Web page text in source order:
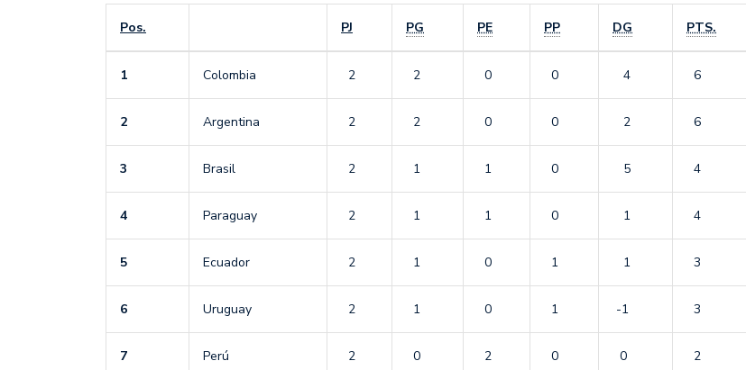
Pos. PJ PG PE PP DG PTS.
1 Colombia 2 2 0 0 4 6
2 Argentina 2 2 0 0 2 6
3 Brasil 2 1 1 0 5 4
4 Paraguay 2 1 1 0 1 4
5 Ecuador 2 1 0 1 1 3
6 Uruguay 2 1 0 1 -1 3
7 Perú 2 0 2 0 0 2